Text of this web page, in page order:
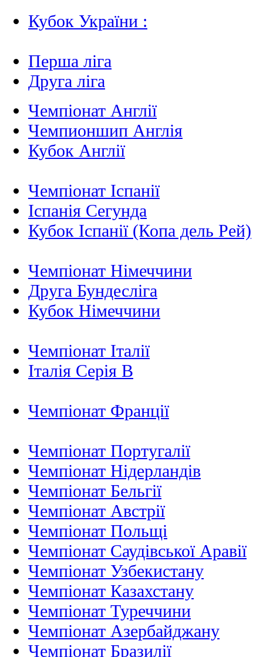
Кубок України :
Перша ліга
Друга ліга
Чемпіонат Англії
Чемпионшип Англія
Кубок Англії
Чемпіонат Іспанії
Іспанія Сегунда
Кубок Іспанії (Копа дель Рей)
Чемпіонат Німеччини
Друга Бундесліга
Кубок Німеччини
Чемпіонат Італії
Італія Серія B
Чемпіонат Франції
Чемпіонат Португалії
Чемпіонат Нідерландiв
Чемпіонат Бельгії
Чемпіонат Австрії
Чемпіонат Польщі
Чемпіонат Саудівської Аравії
Чемпіонат Узбекистану
Чемпіонат Казахстану
Чемпіонат Туреччини
Чемпіонат Азербайджану
Чемпіонат Бразилії